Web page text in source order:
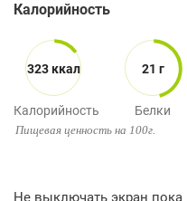
Калорийность
323 ккал
Калорийность
21 г
Белки
Пищевая ценность на 100г.